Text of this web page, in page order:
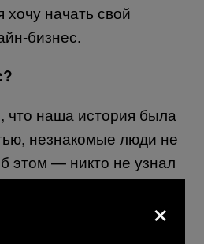
начать свой
бизнес.
что наша история была
незнакомые люди не
этом — никто не узнал
в объявлении. Я не
и это была
мы не хотели
×